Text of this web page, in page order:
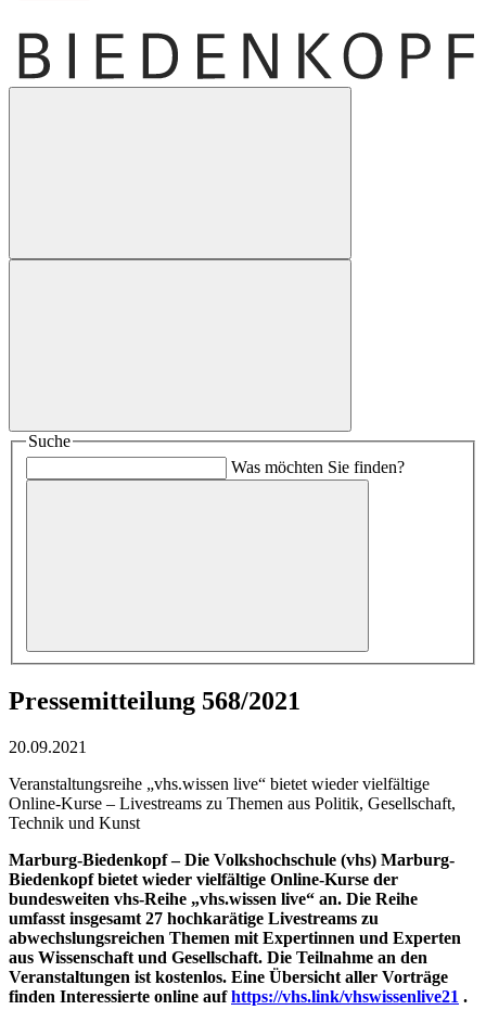
Suche
Was möchten Sie finden?
Pressemitteilung 568/2021
20.09.2021
Veranstaltungsreihe „vhs.wissen live“ bietet wieder vielfältige
Online-Kurse – Livestreams zu Themen aus Politik, Gesellschaft,
Technik und Kunst
Marburg-Biedenkopf – Die Volkshochschule (vhs) Marburg-
Biedenkopf bietet wieder vielfältige Online-Kurse der
bundesweiten vhs-Reihe „vhs.wissen live“ an. Die Reihe
umfasst insgesamt 27 hochkarätige Livestreams zu
abwechslungsreichen Themen mit Expertinnen und Experten
aus Wissenschaft und Gesellschaft. Die Teilnahme an den
Veranstaltungen ist kostenlos. Eine Übersicht aller Vorträge
finden Interessierte online aufhttps://vhs.link/vhswissenlive21 .